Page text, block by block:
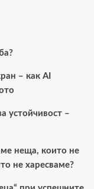
– как AI
устойчивост –
неща, които не
не харесваме?